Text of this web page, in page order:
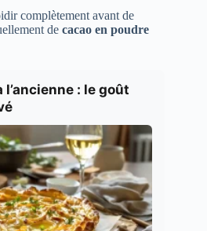
complètement avant de
de cacao en poudre
: le goût